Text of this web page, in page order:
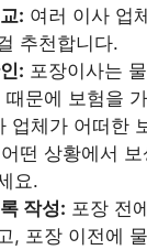
: 여러 이사 업
추천합니다.
: 포장이사는
때문에 보험을
업체가 어떠한
떤 상황에서
요.
작성: 포장 전
, 포장 이전에